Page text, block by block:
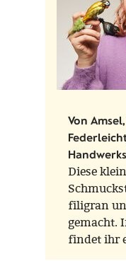
Von
Diese
filigran
gemacht.
findet ihr